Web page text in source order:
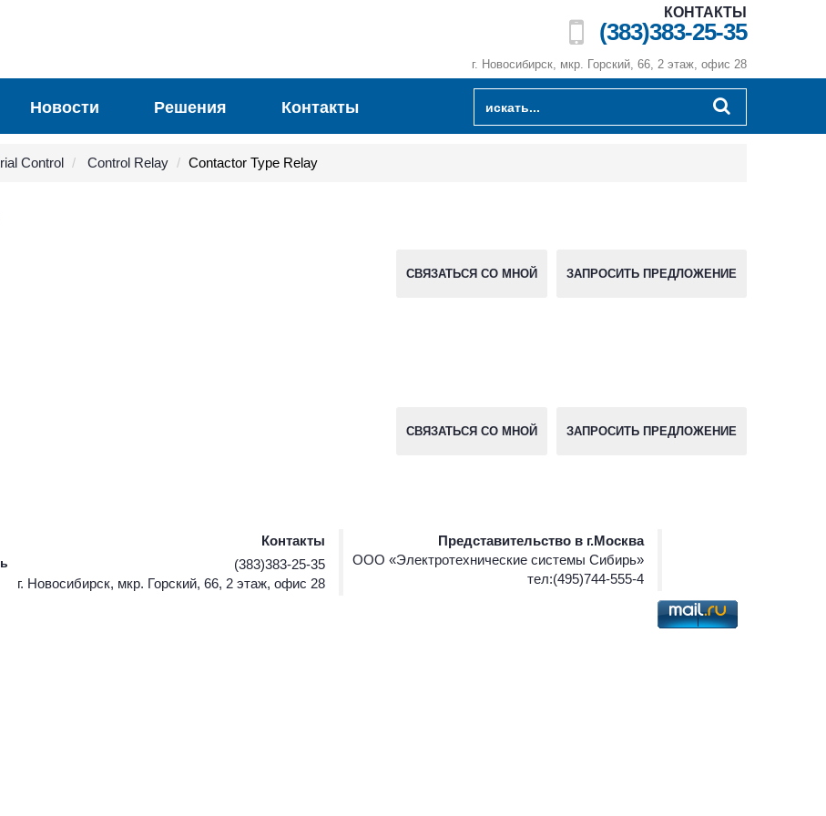
КОНТАКТЫ
(383)383-25-35
г. Новосибирск, мкр. Горский, 66, 2 этаж, офис 28
Новости Решения Контакты
Control Control Relay Contactor Type Relay
ЗАПРОСИТЬ ПРЕДЛОЖЕНИЕ
СВЯЗАТЬСЯ СО МНОЙ
ЗАПРОСИТЬ ПРЕДЛОЖЕНИЕ
СВЯЗАТЬСЯ СО МНОЙ
Контакты
(383)383-25-35
г. Новосибирск, мкр. Горский, 66, 2 этаж, офис 28
Представительство в г.Москва
ООО «Электротехнические системы Сибирь»
тел:(495)744-555-4